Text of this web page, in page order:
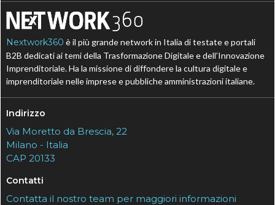
Nextwork360 è il più grande network in Italia di testate e portali
B2B dedicati ai temi della Trasformazione Digitale e dell’Innovazione
Imprenditoriale. Ha la missione di diffondere la cultura digitale e
imprenditoriale nelle imprese e pubbliche amministrazioni italiane.
Indirizzo
Via Moretto da Brescia, 22
Milano - Italia
CAP 20133
Contatti
Contatta il nostro team per maggiori informazioni